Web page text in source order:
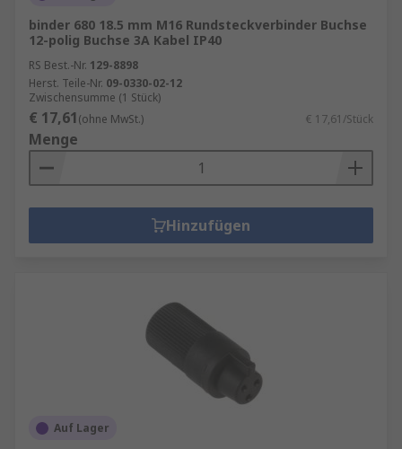
binder 680 18.5 mm M16 Rundsteckverbinder Buchse
12-polig Buchse 3A Kabel IP40
RS Best.-Nr. 129-8898
Herst. Teile-Nr. 09-0330-02-12
Zwischensumme (1 Stück)
€ 17,61(ohne MwSt.) € 17,61/Stück
Menge
Hinzufügen
Auf Lager